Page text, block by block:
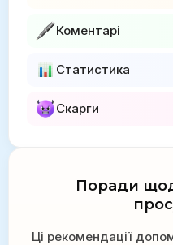
Коментарі
Статистика
Скарги
Поради
Ці рекомендації